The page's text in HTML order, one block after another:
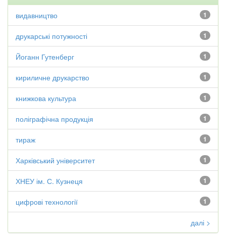
1
видавництво
1
друкарські потужності
1
Йоганн Гутенберг
1
кириличне друкарство
1
книжкова культура
1
поліграфічна продукція
1
тираж
1
Харківський університет
1
ХНЕУ ім. С. Кузнеця
1
цифрові технології
далі >